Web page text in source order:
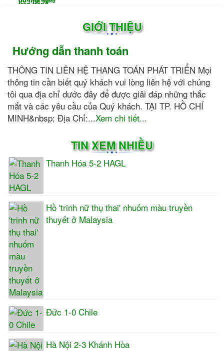
GIỚI THIỆU
Hướng dẫn thanh toán
THÔNG TIN LIÊN HỆ THANG TOÁN PHÁT TRIỂN Mọi
thông tin cần biết quý khách vui lòng liên hệ với chúng
tôi qua địa chỉ dước đây để được giải đáp những thắc
mắt và các yêu cầu của Quý khách. TẠI TP. HỒ CHÍ
MINH&nbsp; Địa Chỉ:...Xem chi tiết...
TIN XEM NHIỀU
Thanh Hóa 5-2 HAGL
Hồ 'trinh nữ thụ thai' nhuốm màu truyền
thuyết ở Malaysia
Đức 1-0 Chile
Hà Nội 2-3 Khánh Hòa